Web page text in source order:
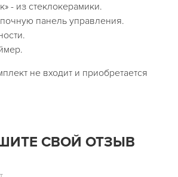
- из стеклокерамики.
панель управления.
не входит и приобретается
СВОЙ ОТЗЫВ